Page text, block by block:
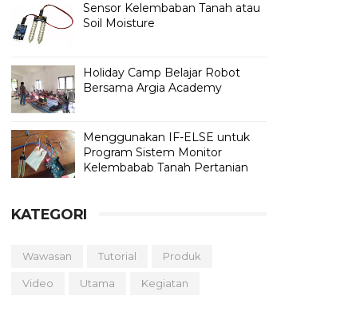
Sensor Kelembaban Tanah atau
Soil Moisture
Holiday Camp Belajar Robot
Bersama Argia Academy
Menggunakan IF-ELSE untuk
Program Sistem Monitor
Kelembabab Tanah Pertanian
KATEGORI
Wawasan Tutorial Produk
Video Utama Kegiatan